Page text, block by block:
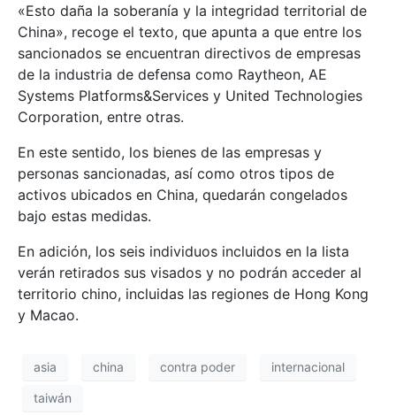
«Esto daña la soberanía y la integridad territorial de
China», recoge el texto, que apunta a que entre los
sancionados se encuentran directivos de empresas
de la industria de defensa como Raytheon, AE
Systems Platforms&Services y United Technologies
Corporation, entre otras.
En este sentido, los bienes de las empresas y
personas sancionadas, así como otros tipos de
activos ubicados en China, quedarán congelados
bajo estas medidas.
En adición, los seis individuos incluidos en la lista
verán retirados sus visados y no podrán acceder al
territorio chino, incluidas las regiones de Hong Kong
y Macao.
asia china contra poder internacional
taiwán